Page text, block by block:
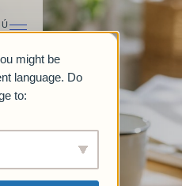
might be
language. Do
to: